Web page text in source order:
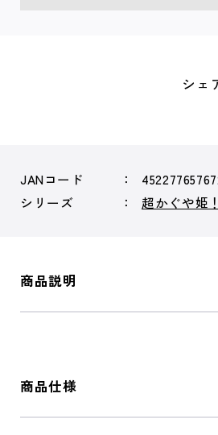
シェ
JANコード
シリーズ
超かぐや姫！
商品説明
商品仕様